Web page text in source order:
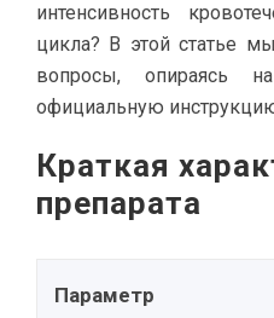
интенсивность
цикла? В этой статье
вопросы, опираясь
официальную
Краткая
препарата
Параметр